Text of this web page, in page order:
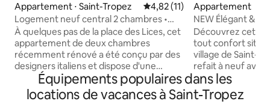
Appartement ⋅ Saint-Tropez Évaluation moyenne sur la
4,82 (11)
Logement neuf central 2 chambres •
Ascenseur • Parking • Terrasse • Rare
À quelques pas de la place des Lices, cet
appartement de deux chambres
récemment rénové a été conçu par des
designers italiens et dispose d'une
terrasse privée, d'un parking sécurisé et
d'un ascenseur – ce qui est rare au
centre de Saint-Tropez. Récemment
Appartement
NEW Élégant &
- Haut gamme
Découvrez cet
tout confort situé
village de Saint-Tropez.
refait à neuf avec
gamme, il mêle
et modernité. Climatisé et entièrement
équipé (cuisine,
Équipements populaires dans les
locations de vacances à Saint-Tropez